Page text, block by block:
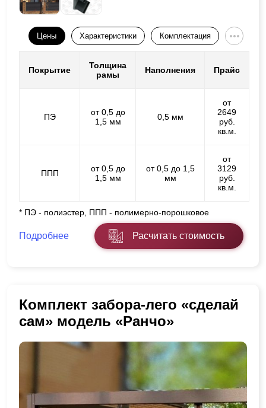
Цены Характеристики Комплектация
Покрытие
Толщина
рамы
Наполнения Прайс
ПЭ
от 0,5 до
1,5 мм
0,5 мм
от
2649
руб.
кв.м.
ППП
от 0,5 до
1,5 мм
от 0,5 до 1,5
мм
от
3129
руб.
кв.м.
* ПЭ - полиэстер, ППП - полимерно-порошковое
Подробнее Расчитать стоимость
Комплект забора-лего «сделай
сам» модель «Ранчо»